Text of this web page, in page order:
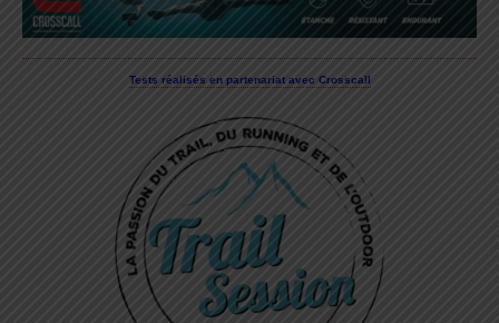
Tests réalisés en partenariat avec Crosscall